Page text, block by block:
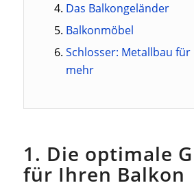
Das Balkongeländer
Balkonmöbel
Schlosser: Metallbau für
mehr
1. Die optimale
für Ihren Balkon